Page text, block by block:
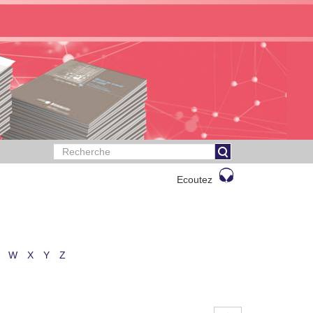
Ecoutez
W X Y Z